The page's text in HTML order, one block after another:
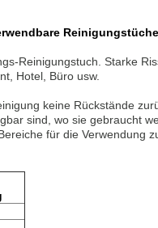
Reinigungstuch. Starke
Hotel, Büro usw.
keine Rückstände
sind, wo sie gebraucht
für die Verwendung